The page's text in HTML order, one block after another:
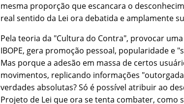
mesma proporção que escancara o
real sentido da Lei ora debatida e amplamente
Pela teoria da "Cultura do Contra", provocar
IBOPE, gera promoção pessoal, popularidade e
Mas porque a adesão em massa de certos
movimentos, replicando informações
verdades absolutas? Só é possí­vel atribuir ao
Projeto de Lei que ora se tenta combater, como